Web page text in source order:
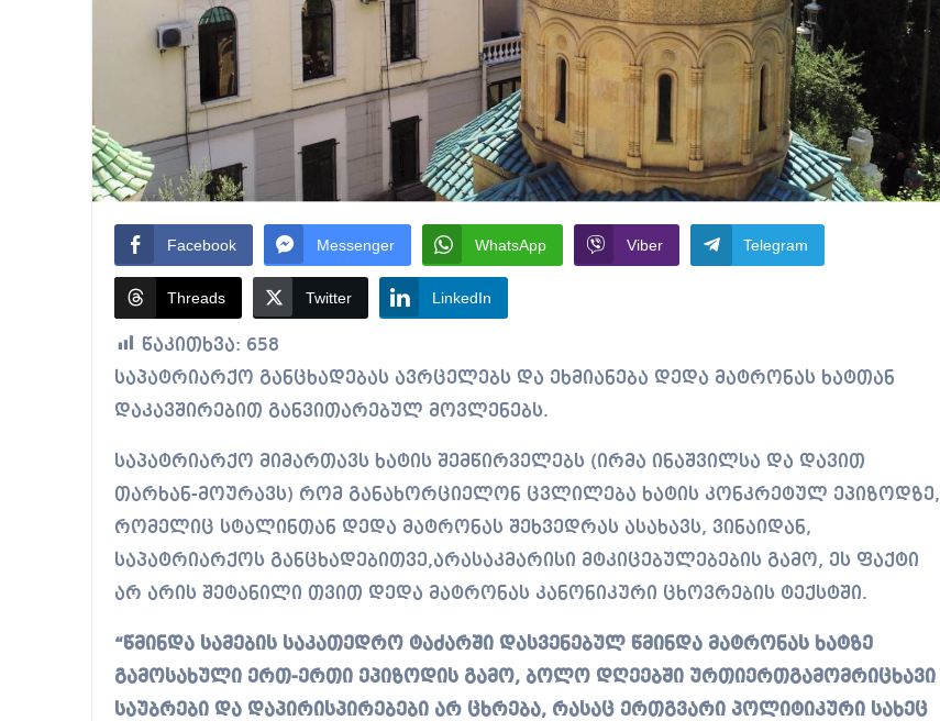
Facebook Messenger WhatsApp Viber Telegram
Threads Twitter LinkedIn
წაკითხვა: 658
საპატრიარქო განცხადებას ავრცელებს და ეხმიანება დედა მატრონას ხატთან
დაკავშირებით განვითარებულ მოვლენებს.
საპატრიარქო მიმართავს ხატის შემწირველებს (ირმა ინაშვილსა და დავით
თარხან-მოურავს) რომ განახორციელონ ცვლილება ხატის კონკრეტულ ეპიზოდზე,
რომელიც სტალინთან დედა მატრონას შეხვედრას ასახავს, ვინაიდან,
საპატრიარქოს განცხადებითვე,არასაკმარისი მტკიცებულებების გამო, ეს ფაქტი
არ არის შეტანილი თვით დედა მატრონას კანონიკური ცხოვრების ტექსტში.
“წმინდა სამების საკათედრო ტაძარში დასვენებულ წმინდა მატრონას ხატზე
გამოსახული ერთ-ერთი ეპიზოდის გამო, ბოლო დღეებში ურთიერთგამომრიცხავი
საუბრები და დაპირისპირებები არ ცხრება, რასაც ერთგვარი პოლიტიკური სახეც